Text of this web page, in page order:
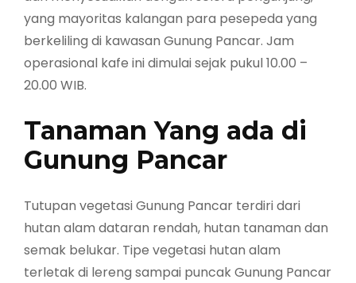
yang mayoritas kalangan para pesepeda yang
berkeliling di kawasan Gunung Pancar. Jam
operasional kafe ini dimulai sejak pukul 10.00 –
20.00 WIB.
Tanaman Yang ada di
Gunung Pancar
Tutupan vegetasi Gunung Pancar terdiri dari
hutan alam dataran rendah, hutan tanaman dan
semak belukar. Tipe vegetasi hutan alam
terletak di lereng sampai puncak Gunung Pancar